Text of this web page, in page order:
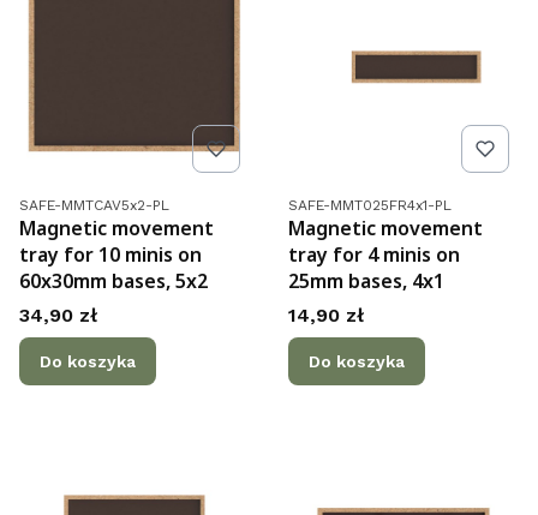
Kod produktu
SAFE-MMTCAV5x2-PL
Magnetic movement
tray for 10 minis on
60x30mm bases, 5x2
Cena
34,90 zł
Do koszyka
Kod produktu
SAFE-MMT025FR4x1-PL
Magnetic movement
tray for 4 minis on
25mm bases, 4x1
Cena
14,90 zł
Do koszyka